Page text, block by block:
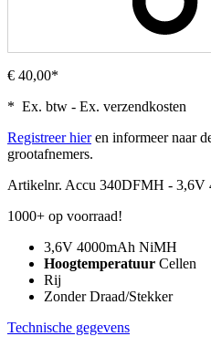
€ 40,00*
* Ex. btw - Ex. verzendkosten
Registreer hieren informeer naar
grootafnemers.
Artikelnr. Accu 340DFMH - 3,6V
1000+ op voorraad!
3,6V 4000mAh NiMH
Hoogtemperatuur Cellen
Rij
Zonder Draad/Stekker
Technische gegevens